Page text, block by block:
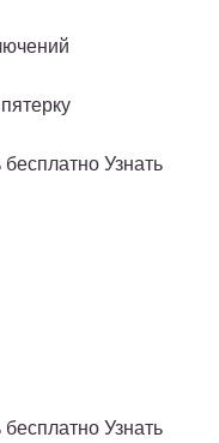
Узнать
Узнать